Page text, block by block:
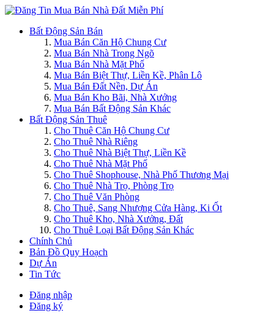
Bất Động Sản Bán
Mua Bán Căn Hộ Chung Cư
Mua Bán Nhà Trong Ngõ
Mua Bán Nhà Mặt Phố
Mua Bán Biệt Thự, Liền Kề, Phân Lô
Mua Bán Đất Nền, Dự Án
Mua Bán Kho Bãi, Nhà Xưởng
Mua Bán Bất Động Sản Khác
Bất Động Sản Thuê
Cho Thuê Căn Hộ Chung Cư
Cho Thuê Nhà Riêng
Cho Thuê Nhà Biệt Thự, Liền Kề
Cho Thuê Nhà Mặt Phố
Cho Thuê Shophouse, Nhà Phố Thương Mại
Cho Thuê Nhà Trọ, Phòng Trọ
Cho Thuê Văn Phòng
Cho Thuê, Sang Nhượng Cửa Hàng, Ki Ốt
Cho Thuê Kho, Nhà Xưởng, Đất
Cho Thuê Loại Bất Động Sản Khác
Chính Chủ
Bản Đồ Quy Hoạch
Dự Án
Tin Tức
Đăng nhập
Đăng ký